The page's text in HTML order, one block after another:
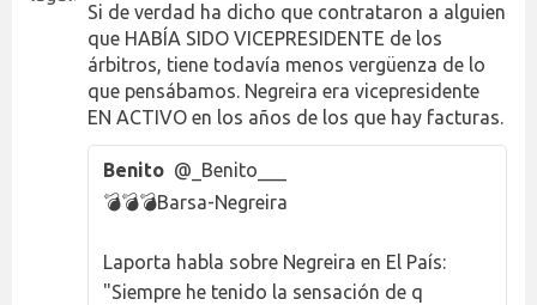
Si de verdad ha dicho que contrataron a alguien
que HABÍA SIDO VICEPRESIDENTE de los
árbitros, tiene todavía menos vergüenza de lo
que pensábamos. Negreira era vicepresidente
EN ACTIVO en los años de los que hay facturas.
Benito @_Benito___
💣💣💣Barsa-Negreira
Laporta habla sobre Negreira en El País:
"Siempre he tenido la sensación de q